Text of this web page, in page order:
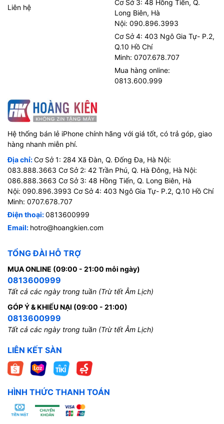
Liên hệ
Cơ Sở 3: 48 Hồng Tiến, Q.
Long Biên, Hà
Nội: 090.896.3993
Cơ Sở 4: 403 Ngô Gia Tự- P.2,
Q.10 Hồ Chí
Minh: 0707.678.707
Mua hàng online:
0813.600.999
Hệ thống bán lẻ iPhone chính hãng với giá tốt, có trả góp, giao
hàng nhanh miễn phí.
Địa chỉ:Cơ Sở 1: 284 Xã Đàn, Q. Đống Đa, Hà Nội:
083.888.3663 Cơ Sở 2: 42 Trần Phú, Q. Hà Đông, Hà Nội:
086.888.3663 Cơ Sở 3: 48 Hồng Tiến, Q. Long Biên, Hà
Nội: 090.896.3993 Cơ Sở 4: 403 Ngô Gia Tự- P.2, Q.10 Hồ Chí
Minh: 0707.678.707
Điện thoại:0813600999
Email: hotro@hoangkien.com
TỔNG ĐÀI HỖ TRỢ
MUA ONLINE (09:00 - 21:00 mỗi ngày)
0813600999
Tất cả các ngày trong tuần (Trừ tết Âm Lịch)
GÓP Ý & KHIẾU NẠI (09:00 - 21:00)
0813600999
Tất cả các ngày trong tuần (Trừ tết Âm Lịch)
LIÊN KẾT SÀN
HÌNH THỨC THANH TOÁN